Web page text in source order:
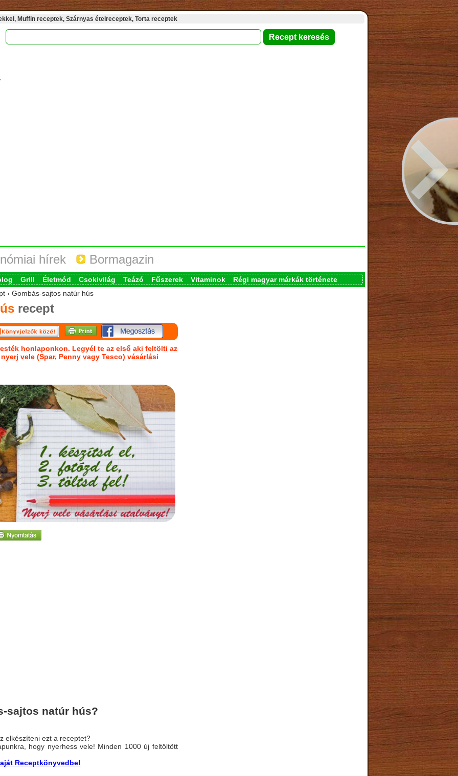
Muffin receptek, Szárnyas ételreceptek, Torta receptek
hírek Bormagazin
Grill Életmód Csokivilág Teázó Fűszerek Vitaminok
Régi magyar márkák története
› Gombás-sajtos natúr hús
recept
honlaponkon. Legyél te az első aki feltölti az
vele (Spar, Penny vagy Tesco) vásárlási
sajtos natúr hús?
elkészíteni ezt a receptet?
hogy nyerhess vele! Minden 1000 új feltöltött
Receptkönyvedbe!